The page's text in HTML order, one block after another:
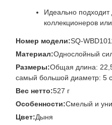
Идеально подходит
коллекционеров
Номер модели:SQ-
Материал:Однослойный
Размеры:Общая длина:
самый большой диаметр: 5
Вес нетто:527 г
Особенности:Смелый и
Цвет:Дыня